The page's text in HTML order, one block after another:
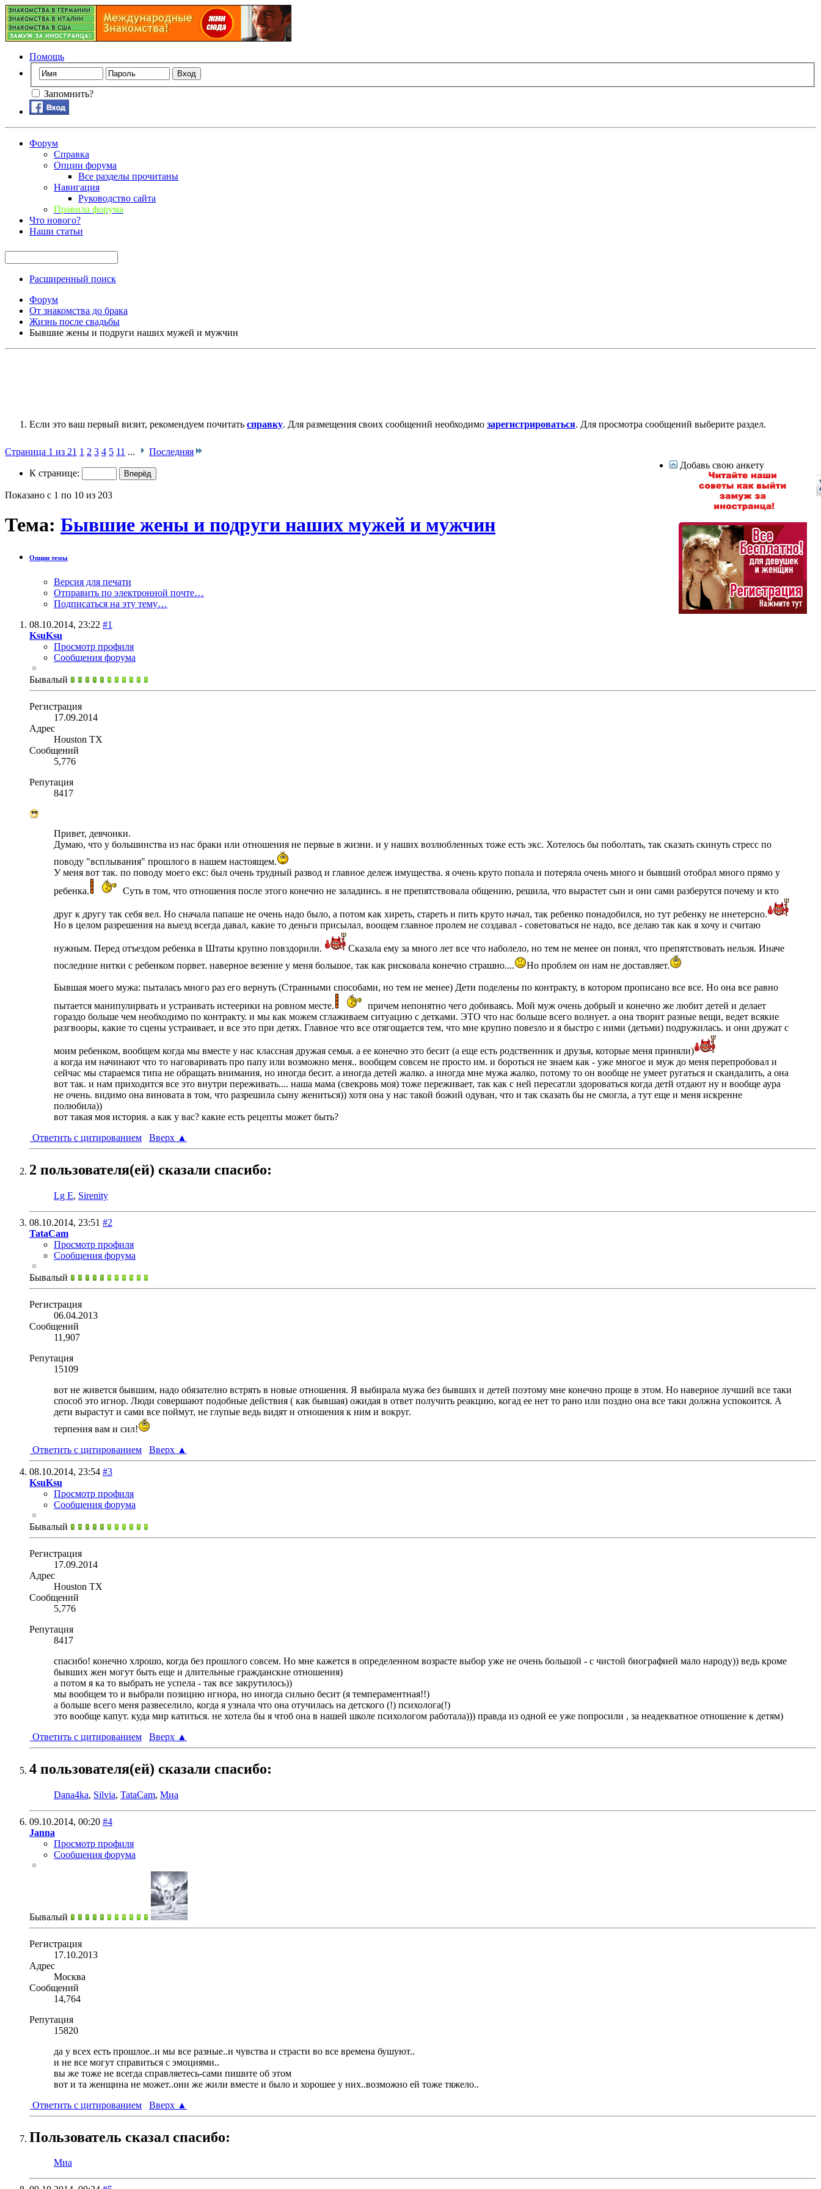
Помощь
Запомнить?
Форум
Справка
Опции форума
Все разделы прочитаны
Навигация
Руководство сайта
Правила форума
Что нового?
Наши статьи
Расширенный поиск
Форум
От знакомства до брака
Жизнь после свадьбы
Бывшие жены и подруги наших мужей и мужчин
Если это ваш первый визит, рекомендуем почитать справку. Для размещения своих сообщений необходимо зарегистрироваться. Для просмотра сообщений выберите раздел.
Страница 1 из 21 1 2 3 4 5 11 ... Последняя
К странице:
Показано с 1 по 10 из 203
Тема: Бывшие жены и подруги наших мужей и мужчин
Опции темы
Версия для печати
Отправить по электронной почте…
Подписаться на эту тему…
08.10.2014, 23:22 #1
KsuKsu
Просмотр профиля
Сообщения форума
Бывалый
Регистрация
17.09.2014
Адрес
Houston TX
Сообщений
5,776
Репутация
8417
Привет, девчонки.
Думаю, что у большинства из нас браки или отношения не первые в жизни. и у наших возлюбленных тоже есть экс. Хотелось бы поболтать, так сказать скинуть стресс по
поводу "всплывания" прошлого в нашем настоящем.
У меня вот так. по поводу моего екс: был очень трудный развод и главное дележ имущества. я очень круто попала и потеряла очень много и бывший отобрал много прямо у
ребенка.
Суть в том, что отношения после этого конечно не заладиись. я не препятствовала общению, решила, что вырастет сын и они сами разберутся почему и кто
друг к другу так себя вел. Но сначала папаше не очень надо было, а потом как хиреть, стареть и пить круто начал, так ребенко понадобился, но тут ребенку не инетерсно.
Но в целом разрешения на выезд всегда давал, какие то деньги присылал, воощем главное пролем не создавал - советоваться не надо, все делаю так как я хочу и считаю
нужным. Перед отъездом ребенка в Штаты крупно повздорили.
Сказала ему за много лет все что наболело, но тем не менее он понял, что препятствовать нельзя. Иначе
последние нитки с ребенком порвет. наверное везение у меня большое, так как рисковала конечно страшно....
Но проблем он нам не доставляет.
Бывшая моего мужа: пыталась много раз его вернуть (Странными способами, но тем не менее) Дети поделены по контракту, в котором прописано все все. Но она все равно
пытается манипулирвать и устраивать истеерики на ровном месте.
причем непонятно чего добиваясь. Мой муж очень добрый и конечно же любит детей и делает
гораздо больше чем необходимо по контракту. и мы как можем сглаживаем ситуацию с детками. ЭТО что нас больше всего волнует. а она творит разные вещи, ведет всякие
разгвооры, какие то сцены устраивает, и все это при детях. Главное что все отягощается тем, что мне крупно повезло и я быстро с ними (детьми) подружилась. и они дружат с
моим ребенком, вообщем когда мы вместе у нас классная дружая семья. а ее конечно это бесит (а еще есть родственник и друзья, которые меня приняли)
а когда им начинают что то наговаривать про папу или возможно меня.. вообщем совсем не просто им. и бороться не знаем как - уже многое и муж до меня перепробовал и
сейчас мы стараемся типа не обращать внимания, но иногда бесит. а иногда детей жалко. а иногда мне мужа жалко, потому то он вообще не умеет ругаться и скандалить, а она
вот так. и нам приходится все это внутри переживать.... наша мама (свекровь моя) тоже переживает, так как с ней пересатли здороваться когда детй отдают ну и вообще аура
не очень. видимо она виновата в том, что разрешила сыну жениться)) хотя она у нас такой божий одуван, что и так сказать бы не смогла, а тут еще и меня искренне
полюбила))
вот такая моя история. а как у вас? какие есть рецепты может быть?
Ответить с цитированием
Вверх ▲
2 пользователя(ей) сказали cпасибо:
Lg E, Sirenity
08.10.2014, 23:51 #2
TataCam
Просмотр профиля
Сообщения форума
Бывалый
Регистрация
06.04.2013
Сообщений
11,907
Репутация
15109
вот не живется бывшим, надо обязателно встрять в новые отношения. Я выбирала мужа без бывших и детей поэтому мне конечно проще в этом. Но наверное лучший все таки
способ это игнор. Люди совершают подобные действия ( как бывшая) ожидая в ответ получить реакцию, когад ее нет то рано или поздно она все таки должна успокоится. А
дети вырастут и сами все поймут, не глупые ведь видят и отношения к ним и вокруг.
терпения вам и сил!
Ответить с цитированием
Вверх ▲
08.10.2014, 23:54 #3
KsuKsu
Просмотр профиля
Сообщения форума
Бывалый
Регистрация
17.09.2014
Адрес
Houston TX
Сообщений
5,776
Репутация
8417
спасибо! конечно хлрошо, когда без прошлого совсем. Но мне кажется в определенном возрасте выбор уже не очень большой - с чистой биографией мало народу)) ведь кроме
бывших жен могут быть еще и длительные гражданские отношения)
а потом я ка то выбрать не успела - так все закрутилось))
мы вообщем то и выбрали позицию игнора, но иногда сильно бесит (я темпераментная!!)
а больше всего меня развеселило, когда я узнала что она отучилась на детского (!) психолога(!)
это вообще капут. куда мир катиться. не хотела бы я чтоб она в нашей школе психологом работала))) правда из одной ее уже попросили , за неадекватное отношение к детям)
Ответить с цитированием
Вверх ▲
4 пользователя(ей) сказали cпасибо:
Dana4ka, Silvia, TataCam, Миа
09.10.2014, 00:20 #4
Janna
Просмотр профиля
Сообщения форума
Бывалый
Регистрация
17.10.2013
Адрес
Москва
Сообщений
14,764
Репутация
15820
да у всех есть прошлое..и мы все разные..и чувства и страсти во все времена бушуют..
и не все могут справиться с эмоциями..
вы же тоже не всегда справляетесь-сами пишите об этом
вот и та женщина не может..они же жили вместе и было и хорошее у них..возможно ей тоже тяжело..
Ответить с цитированием
Вверх ▲
Пользователь сказал cпасибо:
Миа
Добавь свою анкету